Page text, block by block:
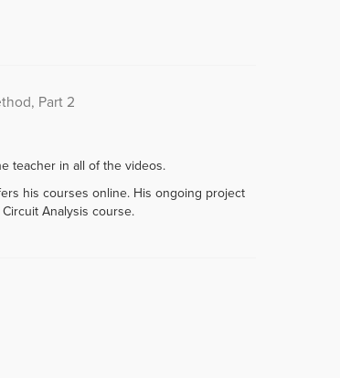
Part 2
teacher in all of the videos.
his courses online. His ongoing project
Analysis course.